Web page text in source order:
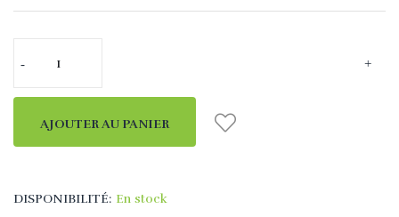
AJOUTER AU PANIER
DISPONIBILITÉ: En stock